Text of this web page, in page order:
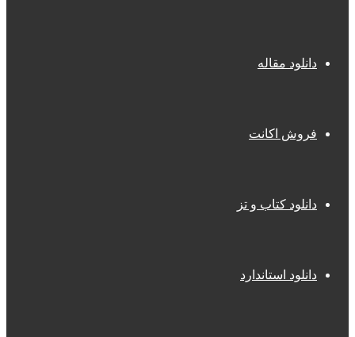
دانلود مقاله
فروش اکانت
دانلود کتاب و تز
دانلود استاندارد